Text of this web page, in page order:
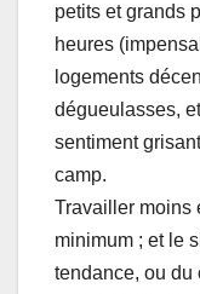
petits et grands
heures
logements
dégueulasses,
sentiment
camp.
Travailler moins
minimum ; et le
tendance, ou du